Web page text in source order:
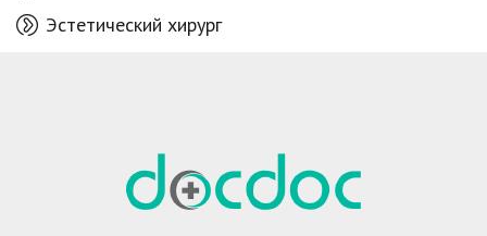
Эстетический хирург